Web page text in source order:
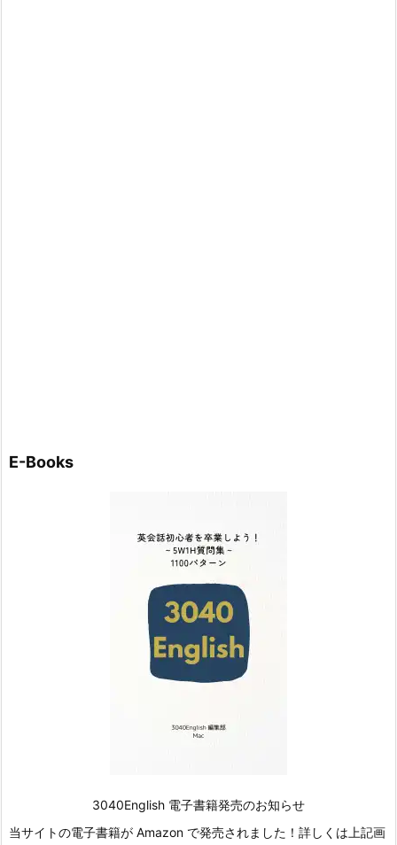
E-Books
3040English 電子書籍発売のお知らせ
当サイトの電子書籍が Amazon で発売されました！詳しくは上記画